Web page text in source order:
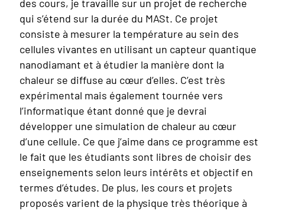
des cours, je travaille sur un projet de recherche
qui s’étend sur la durée du MASt. Ce projet
consiste à mesurer la température au sein des
cellules vivantes en utilisant un capteur quantique
nanodiamant et à étudier la manière dont la
chaleur se diffuse au cœur d’elles. C’est très
expérimental mais également tournée vers
l’informatique étant donné que je devrai
développer une simulation de chaleur au cœur
d’une cellule. Ce que j’aime dans ce programme est
le fait que les étudiants sont libres de choisir des
enseignements selon leurs intérêts et objectif en
termes d’études. De plus, les cours et projets
proposés varient de la physique très théorique à